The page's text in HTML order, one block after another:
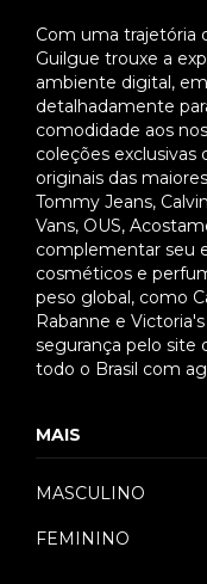
Com uma trajetória
Guilgue trouxe a
ambiente digital,
detalhadamente
comodidade aos
coleções exclusivas
originais das
Tommy Jeans,
Vans, OUS,
complementar seu
cosméticos e
peso global, como
Rabanne e
segurança pelo site
todo o Brasil com
MAIS
MASCULINO
FEMININO